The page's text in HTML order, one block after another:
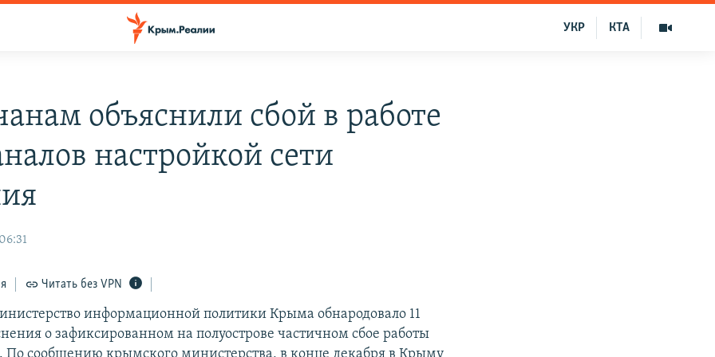
КТА
УКР
объяснили сбой в работе
настройкой сети
Читать без VPN
информационной политики Крыма обнародовало 11
о зафиксированном на полуострове частичном сбое работы